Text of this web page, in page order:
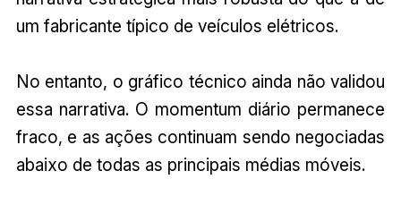
um fabricante típico de veículos elétricos.
No entanto, o gráfico técnico ainda não validou
essa narrativa. O momentum diário permanece
fraco, e as ações continuam sendo negociadas
abaixo de todas as principais médias móveis.